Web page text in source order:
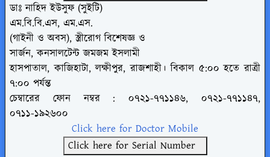
ডাঃ নাহিদ ইউসুফ (সুইটি)
এম.বি.বি.এস, এম.এস.
(গাইনী ও অবস), স্ত্রীরোগ বিশেষজ্ঞ ও
সার্জন, কনসালটেন্ট জমজম ইসলামী
হাসপাতাল, কাজিহাটা, লক্ষীপুর, রাজশাহী। বিকাল ৫:০০ হতে রাত্রী
৭:০০ পর্যন্ত
চেম্বারের ফোন নম্বর : ০৭২১-৭৭১১৪৬, ০৭২১-৭৭১১৪৭,
০৭১১-১৯২৬০০
Click here for Doctor Mobile
Click here for Serial Number